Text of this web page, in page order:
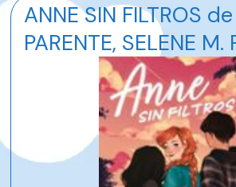
ANNE SIN FILTROS
PARENTE, SELENE M.